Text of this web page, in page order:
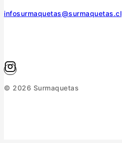
infosurmaquetas@surmaquetas.cl
© 2026 Surmaquetas